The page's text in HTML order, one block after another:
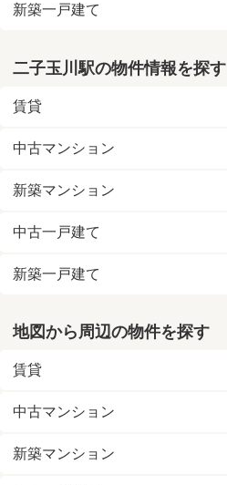
新築一戸建て
二子玉川駅の物件情報を探す
賃貸
中古マンション
新築マンション
中古一戸建て
新築一戸建て
地図から周辺の物件を探す
賃貸
中古マンション
新築マンション